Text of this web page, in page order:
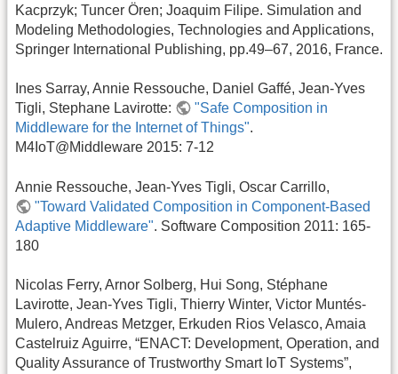
Kacprzyk; Tuncer Ören; Joaquim Filipe. Simulation and
Modeling Methodologies, Technologies and Applications,
Springer International Publishing, pp.49–67, 2016, France.
Ines Sarray, Annie Ressouche, Daniel Gaffé, Jean-Yves
Tigli, Stephane Lavirotte:
"Safe Composition in
Middleware for the Internet of Things".
M4IoT@Middleware 2015: 7-12
Annie Ressouche, Jean-Yves Tigli, Oscar Carrillo,
"Toward Validated Composition in Component-Based
Adaptive Middleware". Software Composition 2011: 165-
180
Nicolas Ferry, Arnor Solberg, Hui Song, Stéphane
Lavirotte, Jean-Yves Tigli, Thierry Winter, Victor Muntés-
Mulero, Andreas Metzger, Erkuden Rios Velasco, Amaia
Castelruiz Aguirre, “ENACT: Development, Operation, and
Quality Assurance of Trustworthy Smart IoT Systems”,